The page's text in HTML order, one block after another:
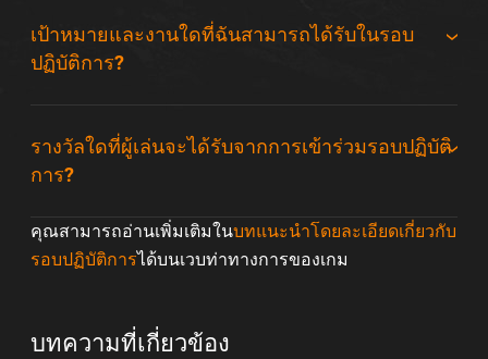
เป้าหมายและงานใดที่ฉันสามารถได้รับในรอบ
ปฏิบัติการ?
รางวัลใดที่ผู้เล่นจะได้รับจากการเข้าร่วมรอบปฏิบัติ
การ?
คุณสามารถอ่านเพิ่มเติมในบทแนะนำโดยละเอียดเกี่ยวกับ
รอบปฏิบัติการได้บนเวบท่าทางการของเกม
บทความที่เกี่ยวข้อง